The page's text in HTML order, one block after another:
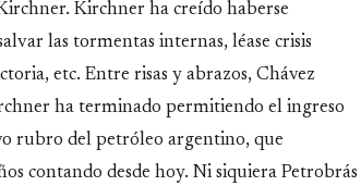
Kirchner ha creído haberse
las tormentas internas, léase crisis
etc. Entre risas y abrazos, Chávez
ha terminado permitiendo el ingreso
rubro del petróleo argentino, que
contando desde hoy. Ni siquiera Petrobrás